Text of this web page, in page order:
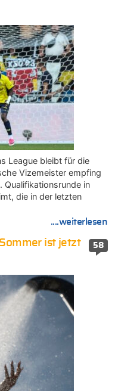
League bleibt für die
Vizemeister empfing
Qualifikationsrunde in
die in der letzten
....weiterlesen
58
ist jetzt